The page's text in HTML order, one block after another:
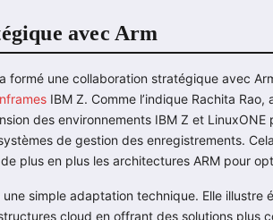
avec Arm
formé une collaboration stratégique avec
IBM Z. Comme l’indique Rachita
des environnements IBM Z et
de gestion des enregistrements.
plus en plus les architectures ARM pour
simple adaptation technique. Elle illustre
cloud en offrant des solutions plus